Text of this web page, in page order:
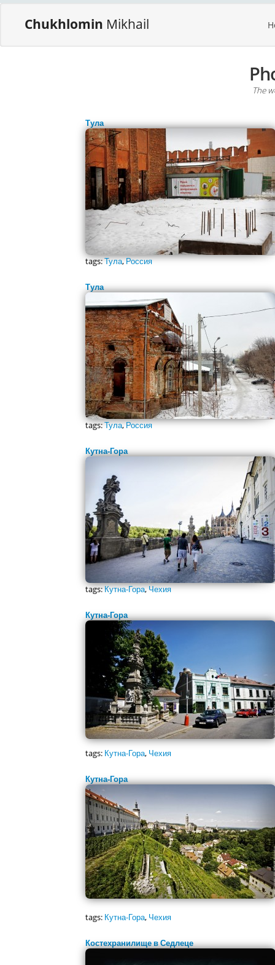
Chukhlomin Mikhail
The
Тула
tags:Тула,Россия
Тула
tags:Тула,Россия
Кутна-Гора
tags:Кутна-Гора,Чехия
Кутна-Гора
tags: Кутна-Гора, Чехия
Кутна-Гора
tags: Кутна-Гора, Чехия
Костехранилище в Седлеце